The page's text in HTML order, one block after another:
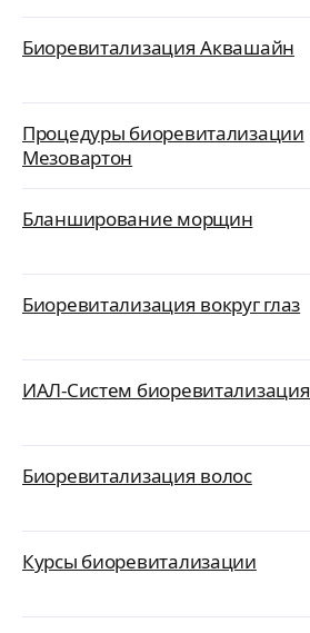
Биоревитализация Аквашайн
Процедуры биоревитализации
Мезовартон
Бланширование морщин
Биоревитализация вокруг глаз
ИАЛ-Систем биоревитализация
Биоревитализация волос
Курсы биоревитализации